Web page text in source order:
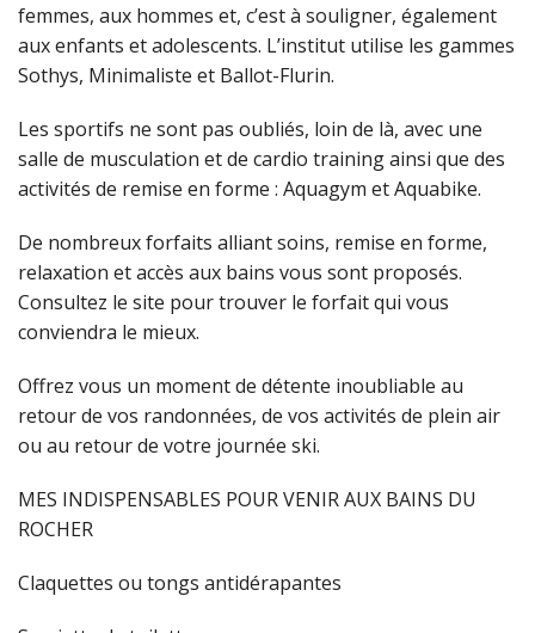
femmes, aux hommes et, c’est à souligner, également
aux enfants et adolescents. L’institut utilise les gammes
Sothys, Minimaliste et Ballot-Flurin.
Les sportifs ne sont pas oubliés, loin de là, avec une
salle de musculation et de cardio training ainsi que des
activités de remise en forme : Aquagym et Aquabike.
De nombreux forfaits alliant soins, remise en forme,
relaxation et accès aux bains vous sont proposés.
Consultez le site pour trouver le forfait qui vous
conviendra le mieux.
Offrez vous un moment de détente inoubliable au
retour de vos randonnées, de vos activités de plein air
ou au retour de votre journée ski.
MES INDISPENSABLES POUR VENIR AUX BAINS DU
ROCHER
Claquettes ou tongs antidérapantes